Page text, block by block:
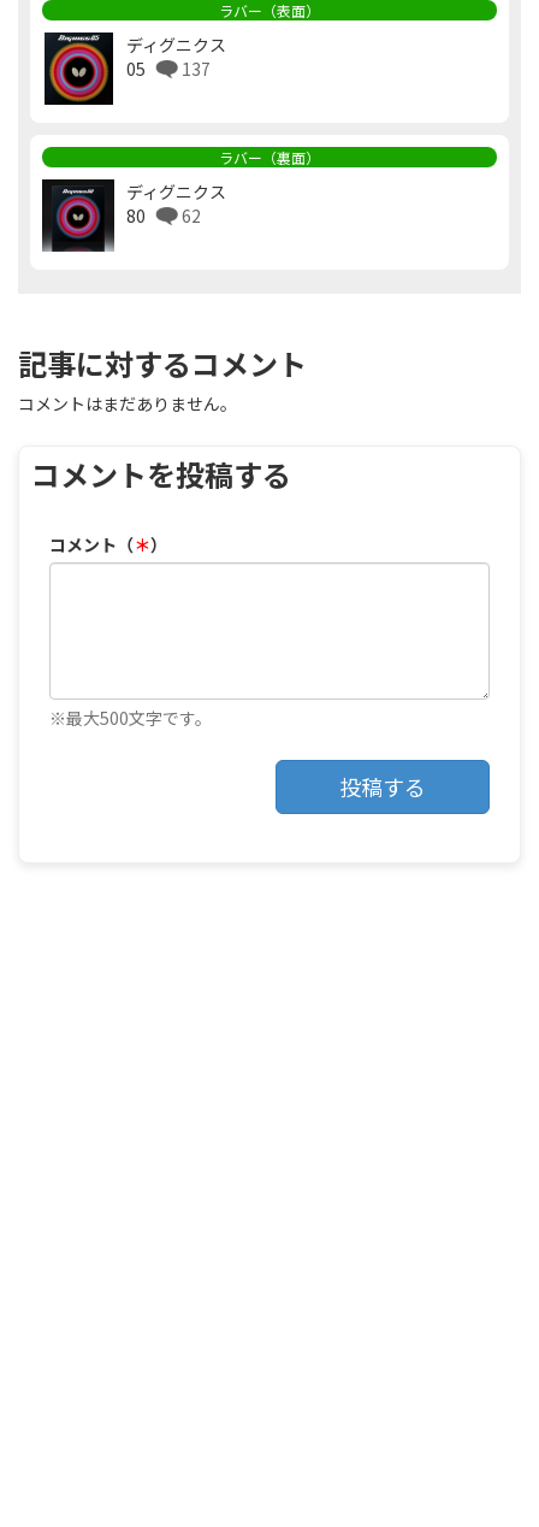
ラバー（表面）
ディグニクス
05
137
ラバー（裏面）
ディグニクス
80
62
記事に対するコメント
コメントはまだありません。
コメントを投稿する
コメント（＊）
※最大500文字です。